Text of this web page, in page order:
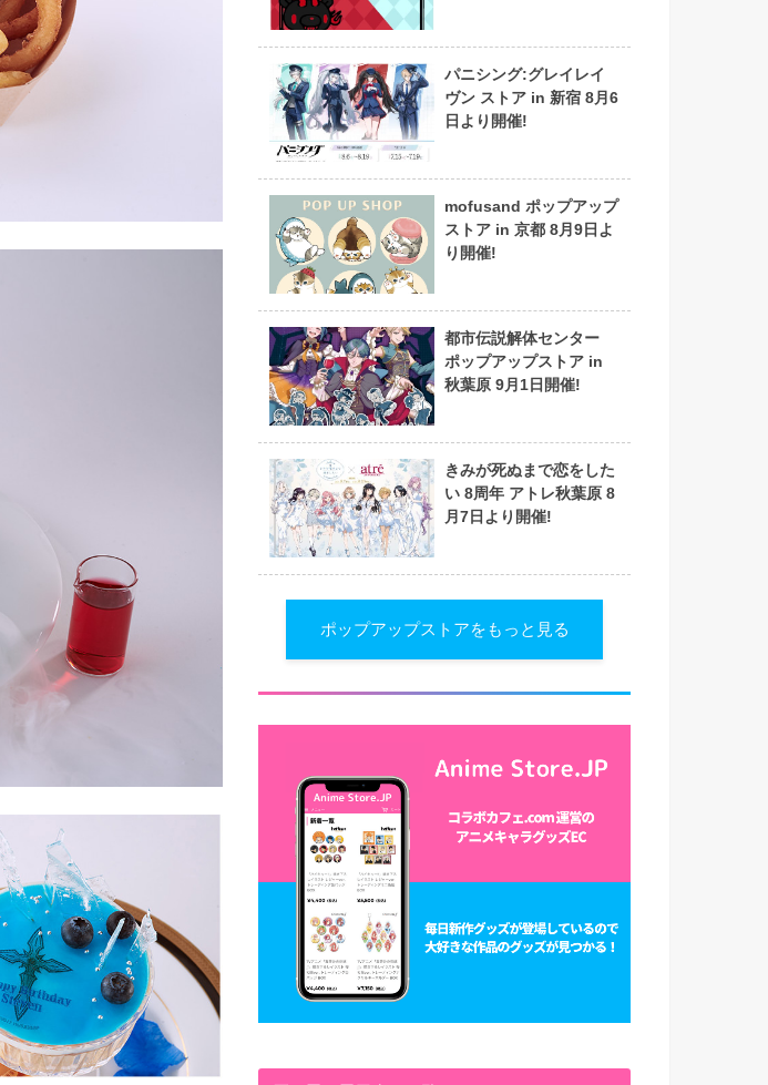
パニシング:グレイレイ
ヴン ストア in 新宿 8月6
日より開催!
mofusand ポップアップ
ストア in 京都 8月9日よ
り開催!
都市伝説解体センター
ポップアップストア in
秋葉原 9月1日開催!
きみが死ぬまで恋をした
い 8周年 アトレ秋葉原 8
月7日より開催!
ポップアップストアをもっと見る